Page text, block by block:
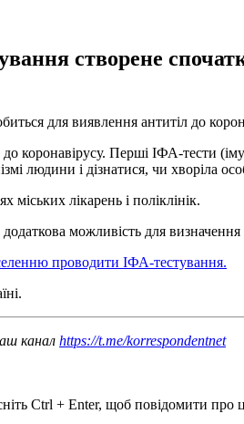
створене
для виявлення антитіл до
коронавірусу. Перші ІФА-тести
людини і дізнатися, чи хворіла
міських лікарень і поліклінік.
можливість для
проводити ІФА-тестування.
канал https://t.me/korrespondentnet
Ctrl + Enter, щоб повідомити про